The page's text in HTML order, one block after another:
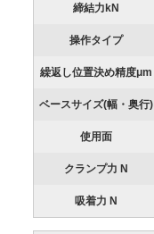
締結力kN
操作タイプ
繰返し位置決め精度μm
ベースサイズ(幅・奥行)
使用面
クランプ力 N
吸着力 N